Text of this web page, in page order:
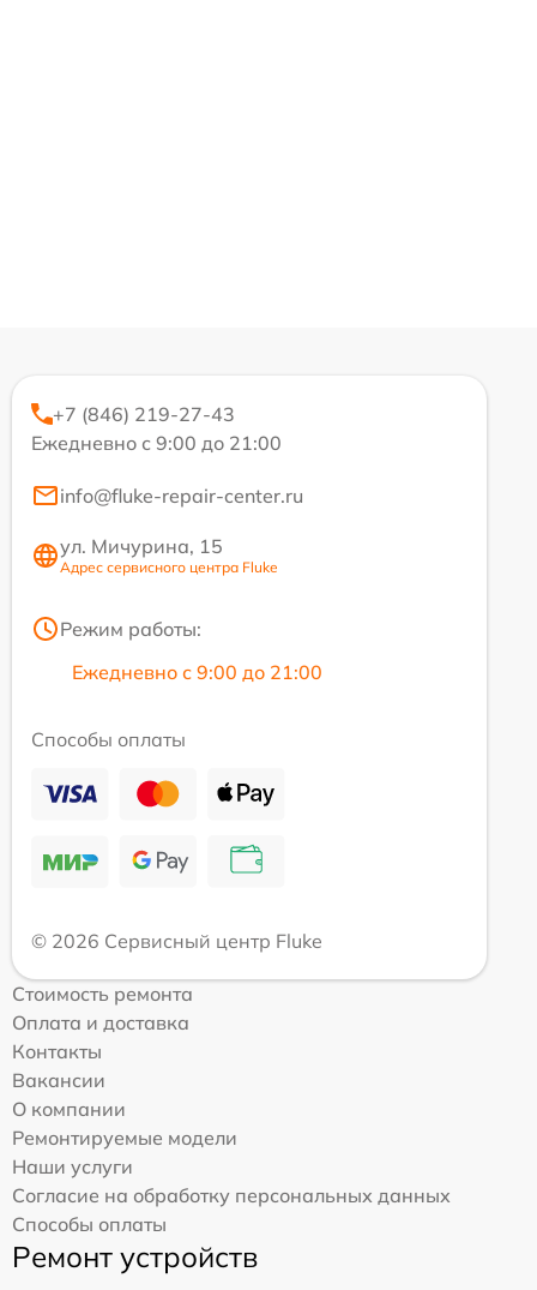
+7 (846) 219-27-43
Ежедневно с 9:00 до 21:00
info@fluke-repair-center.ru
ул. Мичурина, 15
Адрес сервисного центра Fluke
Режим работы:
Ежедневно с 9:00 до 21:00
Способы оплаты
© 2026 Сервисный центр Fluke
Стоимость ремонта
Оплата и доставка
Контакты
Вакансии
О компании
Ремонтируемые модели
Наши услуги
Согласие на обработку персональных данных
Способы оплаты
Ремонт устройств